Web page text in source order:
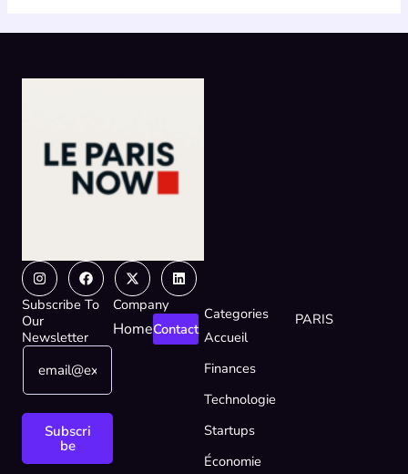
InstagramFacebook
X-
twitter
Linkedin
Subscribe To
Our
Newsletter
E
a
i
m
E
a
Subscri
be
Company
HomeContact
Categories
Accueil
Finances
Technologie
Startups
Économie
PARIS